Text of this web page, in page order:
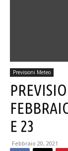
Previsioni Meteo
E 23
Febbraio 20, 2021